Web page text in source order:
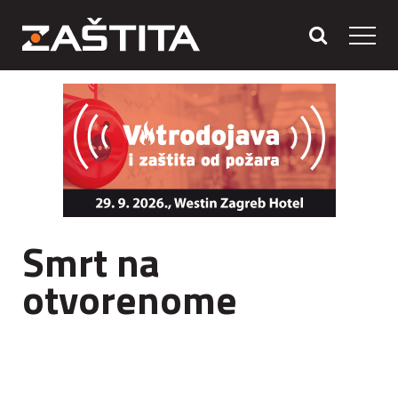
Smrt na
otvorenome